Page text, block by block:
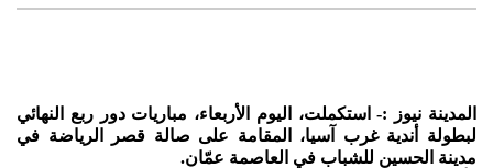
المدينة نيوز :- استكملت، اليوم الأربعاء، مباريات دور ربع النهائي
لبطولة أندية غرب آسيا، المقامة على صالة قصر الرياضة في
مدينة الحسين للشباب في العاصمة عمّان.